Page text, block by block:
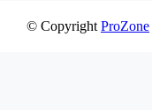
© Copyright ProZone